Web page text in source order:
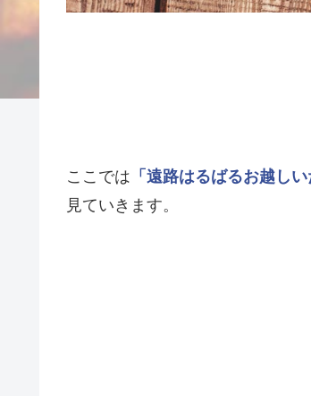
ここでは 「遠路はるばるお越しい
見ていきます。